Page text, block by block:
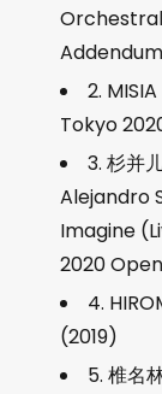
2.
Tokyo
3. 杉并
Alejandro
Imagine
2020
4.
(2019)
5. 椎名